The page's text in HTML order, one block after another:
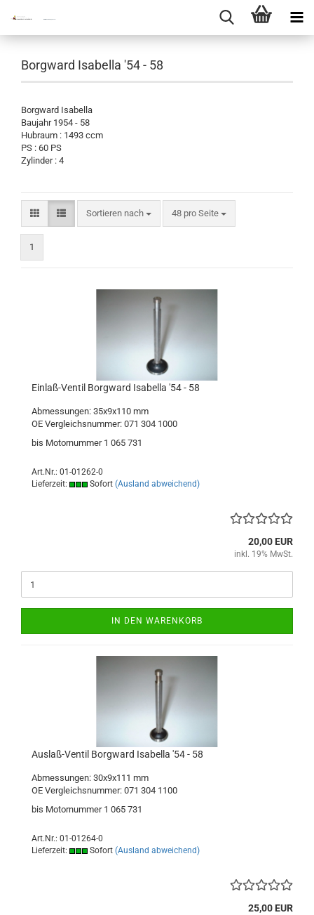
Borgward Isabella '54 - 58
Borgward Isabella
Baujahr 1954 - 58
Hubraum : 1493 ccm
PS : 60 PS
Zylinder : 4
Sortieren nach
Sortieren nach 48 pro Seite
pro Seite
1
Einlaß-Ventil Borgward Isabella '54 - 58
Abmessungen: 35x9x110 mm
OE Vergleichsnummer: 071 304 1000
bis Motornummer 1 065 731
Art.Nr.: 01-01262-0
Lieferzeit:
Sofort (Ausland abweichend)
20,00 EUR
inkl. 19% MwSt.
IN DEN WARENKORB
Auslaß-Ventil Borgward Isabella '54 - 58
Abmessungen: 30x9x111 mm
OE Vergleichsnummer: 071 304 1100
bis Motornummer 1 065 731
Art.Nr.: 01-01264-0
Lieferzeit:
Sofort (Ausland abweichend)
25,00 EUR